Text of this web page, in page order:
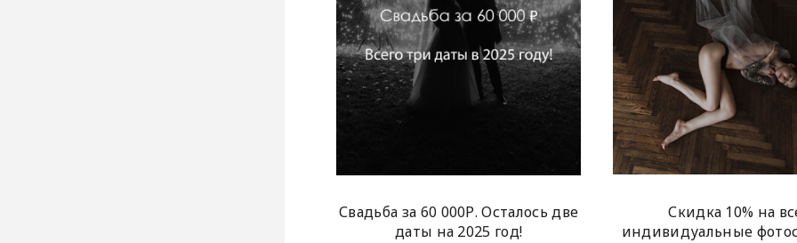
Свадьба за 60 000Р. Осталось две
даты на 2025 год!
Скидка 10% на
индивидуальные